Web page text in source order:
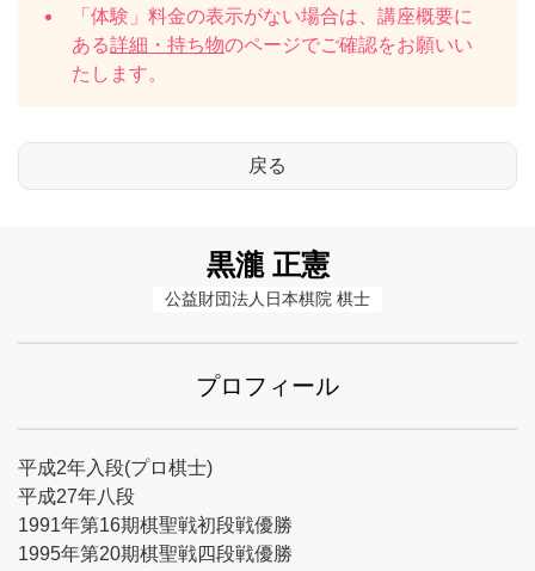
「体験」料金の表示がない場合は、講座概要に
ある詳細・持ち物のページでご確認をお願いい
たします。
黒瀧 正憲
公益財団法人日本棋院 棋士
プロフィール
平成2年入段(プロ棋士)
平成27年八段
1991年第16期棋聖戦初段戦優勝
1995年第20期棋聖戦四段戦優勝